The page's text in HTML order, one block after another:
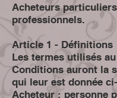
Acheteurs
professionnels.
Article 1 - Définitions
Les termes utilisés
Conditions auront la
qui leur est donnée
Acheteur : personne